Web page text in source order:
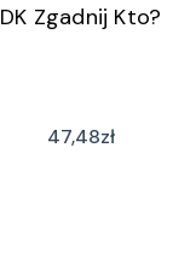
DK Zgadnij Kto?
47,48zł